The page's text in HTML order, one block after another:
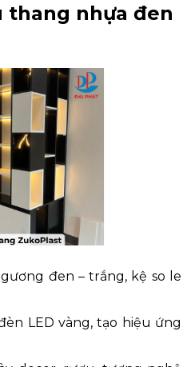
thang nhựa đen
đen – trắng, kệ so le
LED vàng, tạo hiệu ứng